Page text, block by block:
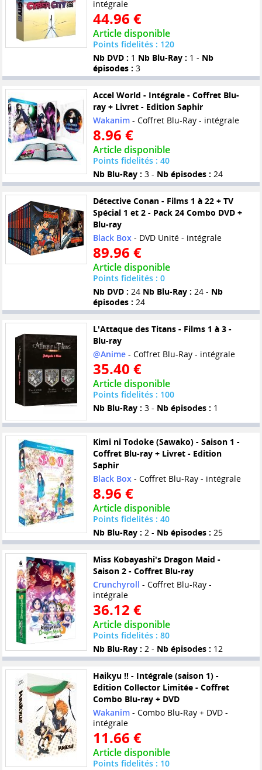
intégrale
44.96 €
Article disponible
Points fidelités : 120
Nb DVD : 1 Nb Blu-Ray : 1 - Nb
épisodes : 3
Accel World - Intégrale - Coffret Blu-
ray + Livret - Edition Saphir
Wakanim- Coffret Blu-Ray - intégrale
8.96 €
Article disponible
Points fidelités : 40
Nb Blu-Ray : 3 - Nb épisodes : 24
Détective Conan - Films 1 à 22 + TV
Spécial 1 et 2 - Pack 24 Combo DVD +
Blu-ray
Black Box - DVD Unité - intégrale
89.96 €
Article disponible
Points fidelités : 0
Nb DVD : 24 Nb Blu-Ray : 24 - Nb
épisodes : 24
L'Attaque des Titans - Films 1 à 3 -
Blu-ray
@Anime- Coffret Blu-Ray - intégrale
35.40 €
Article disponible
Points fidelités : 100
Nb Blu-Ray : 3 - Nb épisodes : 1
Kimi ni Todoke (Sawako) - Saison 1 -
Coffret Blu-ray + Livret - Edition
Saphir
Black Box - Coffret Blu-Ray - intégrale
8.96 €
Article disponible
Points fidelités : 40
Nb Blu-Ray : 2 - Nb épisodes : 25
Miss Kobayashi's Dragon Maid -
Saison 2 - Coffret Blu-ray
Crunchyroll - Coffret Blu-Ray -
intégrale
36.12 €
Article disponible
Points fidelités : 80
Nb Blu-Ray : 2 - Nb épisodes : 12
Haikyu !! - Intégrale (saison 1) -
Edition Collector Limitée - Coffret
Combo Blu-ray + DVD
Wakanim- Combo Blu-Ray + DVD -
intégrale
11.66 €
Article disponible
Points fidelités : 10